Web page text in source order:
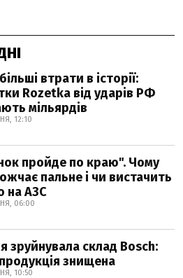
втрати в історії:
Rozetka від ударів РФ
мільярдів
12:10
пройде по краю". Чому
пальне і чи вистачить
на АЗС
06:00
зруйнувала склад Bosch:
знищена
10:50